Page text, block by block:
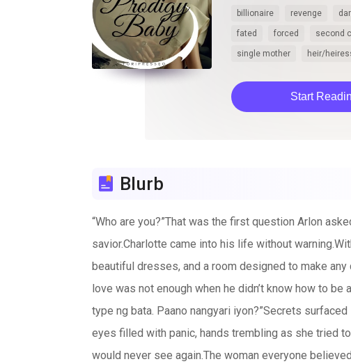
billionaire revenge
fated forced second
single mother heir/
Start
Blurb
“Who are you?”That was the first question Arlon
savior.Charlotte came into his life without
beautiful dresses, and a room designed to make
love was not enough when he didn’t know how to
type ng bata. Paano nangyari iyon?”Secrets
eyes filled with panic, hands trembling as she tried
would never see again.The woman everyone